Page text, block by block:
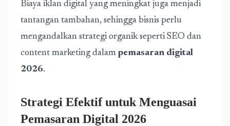
Biaya iklan digital yang meningkat juga menjadi
tantangan tambahan, sehingga bisnis perlu
mengandalkan strategi organik seperti SEO dan
content marketing dalam pemasaran digital
2026.
Strategi Efektif untuk Menguasai
Pemasaran Digital 2026